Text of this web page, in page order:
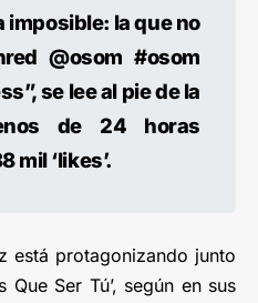
imposible: la que no
@osom #osom
se lee al pie de la
de 24 horas
mil ‘likes’.
está protagonizando junto
Que Ser Tú’, según en sus